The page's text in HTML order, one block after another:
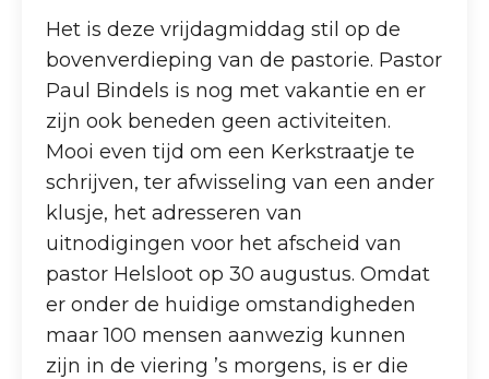
Het is deze vrijdagmiddag stil op de
bovenverdieping van de pastorie. Pastor
Paul Bindels is nog met vakantie en er
zijn ook beneden geen activiteiten.
Mooi even tijd om een Kerkstraatje te
schrijven, ter afwisseling van een ander
klusje, het adresseren van
uitnodigingen voor het afscheid van
pastor Helsloot op 30 augustus. Omdat
er onder de huidige omstandigheden
maar 100 mensen aanwezig kunnen
zijn in de viering ’s morgens, is er die